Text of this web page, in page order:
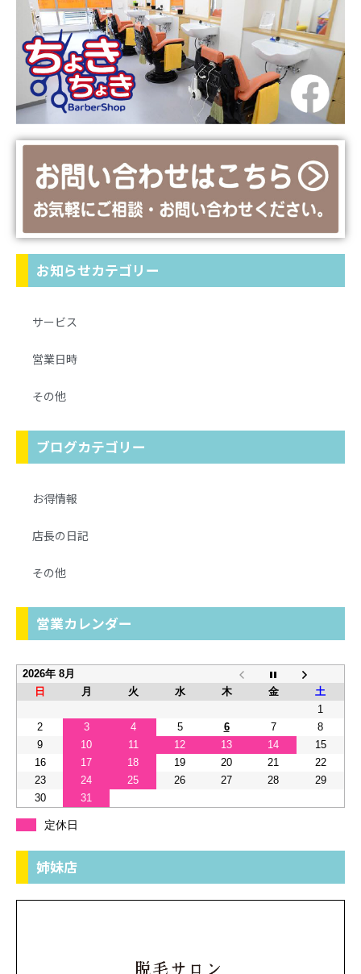
お知らせカテゴリー
サービス
営業日時
その他
ブログカテゴリー
お得情報
店長の日記
その他
営業カレンダー
2026年 8月
日
月 火 水 木 金
土
1
2
3 4 5 6 7
8
9
10 11 12 13 14
15
16
17 18 19 20 21
22
23
24 25 26 27 28
29
30
31
定休日
姉妹店